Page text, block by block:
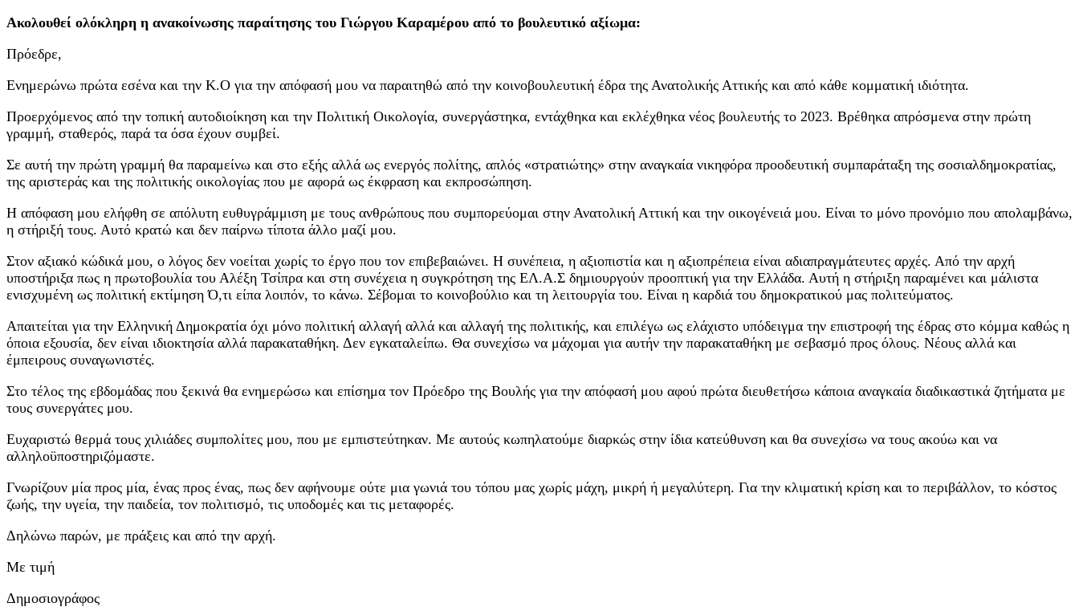
Ακολουθεί ολόκληρη η ανακοίνωσης παραίτησης του Γιώργου Καραμέρου από το βουλευτικό αξίωμα:
Πρόεδρε,
Ενημερώνω πρώτα εσένα και την Κ.Ο για την απόφασή μου να παραιτηθώ από την κοινοβουλευτική έδρα της Ανατολικής Αττικής και από κάθε κομματική ιδιότητα.
Προερχόμενος από την τοπική αυτοδιοίκηση και την Πολιτική Οικολογία, συνεργάστηκα, εντάχθηκα και εκλέχθηκα νέος βουλευτής το 2023. Βρέθηκα απρόσμενα στην πρώτη
γραμμή, σταθερός, παρά τα όσα έχουν συμβεί.
Σε αυτή την πρώτη γραμμή θα παραμείνω και στο εξής αλλά ως ενεργός πολίτης, απλός «στρατιώτης» στην αναγκαία νικηφόρα προοδευτική συμπαράταξη της σοσιαλδημοκρατίας,
της αριστεράς και της πολιτικής οικολογίας που με αφορά ως έκφραση και εκπροσώπηση.
Η απόφαση μου ελήφθη σε απόλυτη ευθυγράμμιση με τους ανθρώπους που συμπορεύομαι στην Ανατολική Αττική και την οικογένειά μου. Είναι το μόνο προνόμιο που απολαμβάνω,
η στήριξή τους. Αυτό κρατώ και δεν παίρνω τίποτα άλλο μαζί μου.
Στον αξιακό κώδικά μου, ο λόγος δεν νοείται χωρίς το έργο που τον επιβεβαιώνει. Η συνέπεια, η αξιοπιστία και η αξιοπρέπεια είναι αδιαπραγμάτευτες αρχές. Από την αρχή
υποστήριξα πως η πρωτοβουλία του Αλέξη Τσίπρα και στη συνέχεια η συγκρότηση της ΕΛ.Α.Σ δημιουργούν προοπτική για την Ελλάδα. Αυτή η στήριξη παραμένει και μάλιστα
ενισχυμένη ως πολιτική εκτίμηση Ό,τι είπα λοιπόν, το κάνω. Σέβομαι το κοινοβούλιο και τη λειτουργία του. Είναι η καρδιά του δημοκρατικού μας πολιτεύματος.
Απαιτείται για την Ελληνική Δημοκρατία όχι μόνο πολιτική αλλαγή αλλά και αλλαγή της πολιτικής, και επιλέγω ως ελάχιστο υπόδειγμα την επιστροφή της έδρας στο κόμμα καθώς η
όποια εξουσία, δεν είναι ιδιοκτησία αλλά παρακαταθήκη. Δεν εγκαταλείπω. Θα συνεχίσω να μάχομαι για αυτήν την παρακαταθήκη με σεβασμό προς όλους. Νέους αλλά και
έμπειρους συναγωνιστές.
Στο τέλος της εβδομάδας που ξεκινά θα ενημερώσω και επίσημα τον Πρόεδρο της Βουλής για την απόφασή μου αφού πρώτα διευθετήσω κάποια αναγκαία διαδικαστικά ζητήματα με
τους συνεργάτες μου.
Ευχαριστώ θερμά τους χιλιάδες συμπολίτες μου, που με εμπιστεύτηκαν. Με αυτούς κωπηλατούμε διαρκώς στην ίδια κατεύθυνση και θα συνεχίσω να τους ακούω και να
αλληλοϋποστηριζόμαστε.
Γνωρίζουν μία προς μία, ένας προς ένας, πως δεν αφήνουμε ούτε μια γωνιά του τόπου μας χωρίς μάχη, μικρή ή μεγαλύτερη. Για την κλιματική κρίση και το περιβάλλον, το κόστος
ζωής, την υγεία, την παιδεία, τον πολιτισμό, τις υποδομές και τις μεταφορές.
Δηλώνω παρών, με πράξεις και από την αρχή.
Με τιμή
Δημοσιογράφος